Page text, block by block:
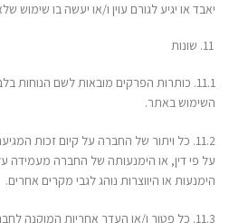
יאבד או יגיע לגורם עוין ו/או יעשה בו שימוש
שונות
11.1. כותרות הפרקים מובאות לשם הנוחות
השימוש באתר.
11.2. כל ויתור של החברה על קיום זכות
על פי דין, או הימנעותה של החברה מעמידה
הימנעות או היווצרות נוהג לגבי מקרים אחרים.
11.3. כל פטור ו/או העדר אחריות המוקנה